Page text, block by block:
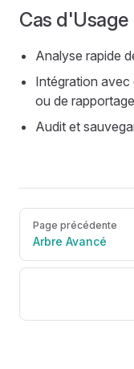
Cas d'Usage
Analyse rapide
Intégration avec
ou de rapportage
Audit et
Page précédente
Arbre Avancé